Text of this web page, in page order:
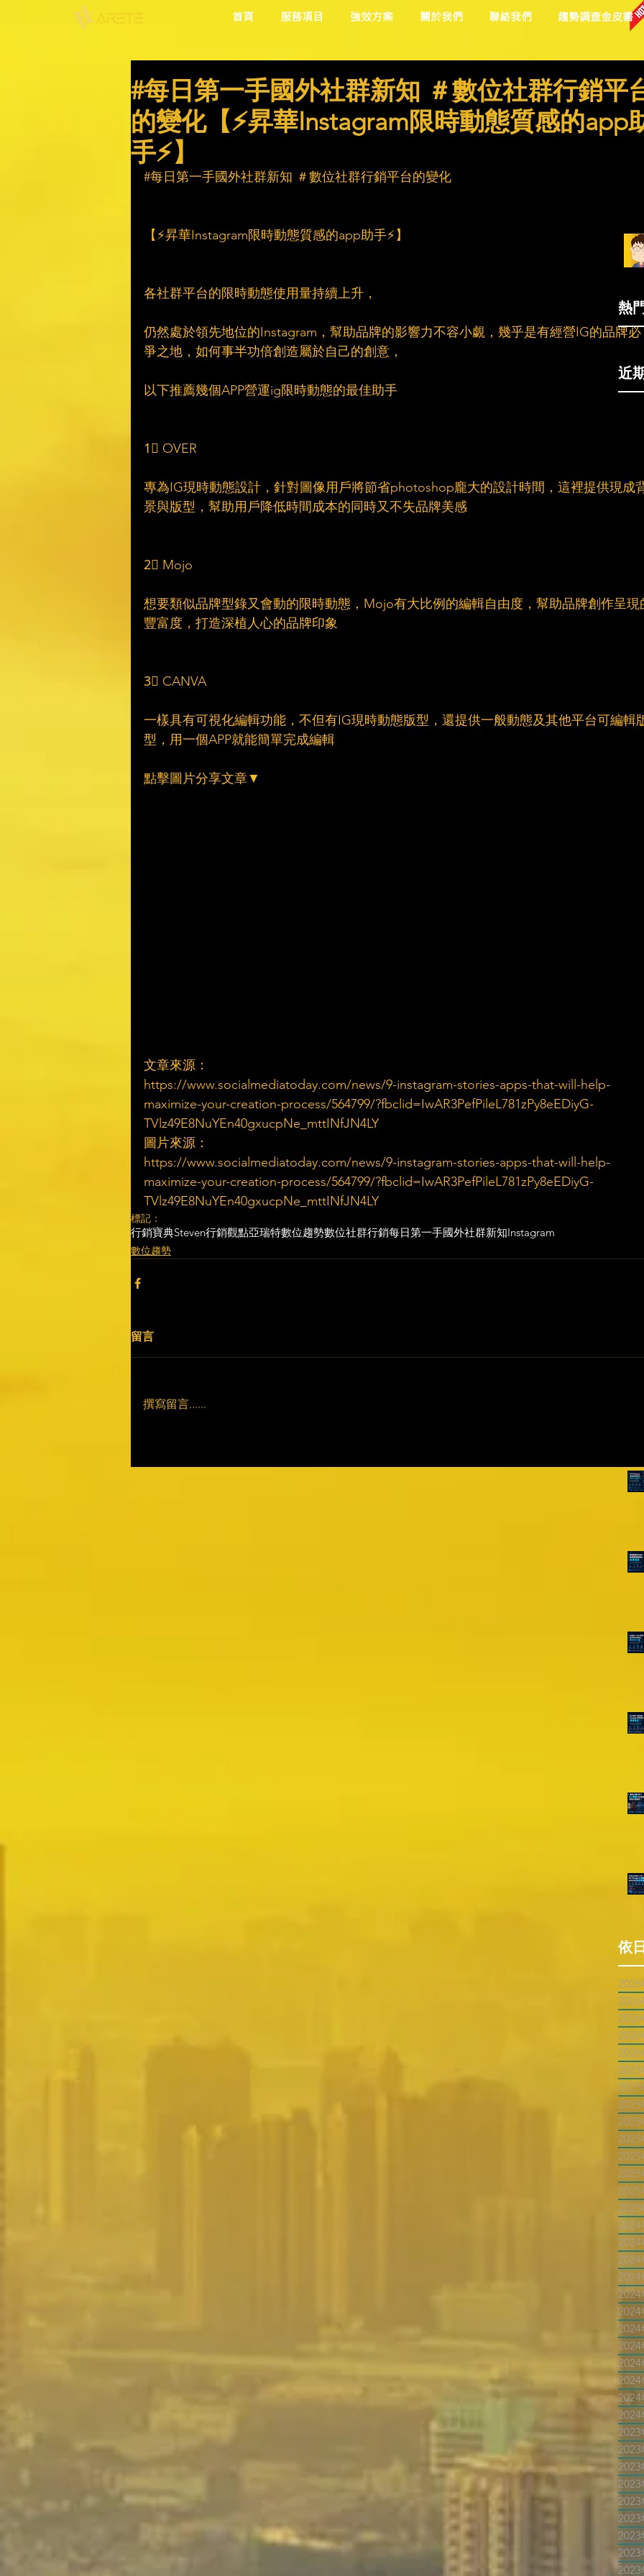
首頁 服務項目 強效方案 關於我們 聯絡我們 趨勢調查金皮書
#每日第一手國外社群新知 ＃數位社群行銷平
的變化【⚡昇華Instagram限時動態質感的app
手⚡】
#每日第一手國外社群新知 ＃數位社群行銷平台的變化
【⚡昇華Instagram限時動態質感的app助手⚡】
各社群平台的限時動態使用量持續上升，
仍然處於領先地位的Instagram，幫助品牌的影響力不容小覷，幾乎是有經營IG的品牌必
爭之地，如何事半功倍創造屬於自己的創意，
以下推薦幾個APP營運ig限時動態的最佳助手
1⃣ OVER
專為IG現時動態設計，針對圖像用戶將節省photoshop龐大的設計時間，這裡提供現成
景與版型，幫助用戶降低時間成本的同時又不失品牌美感
2⃣ Mojo
想要類似品牌型錄又會動的限時動態，Mojo有大比例的編輯自由度，幫助品牌創作呈現
豐富度，打造深植人心的品牌印象
3⃣ CANVA
一樣具有可視化編輯功能，不但有IG現時動態版型，還提供一般動態及其他平台可編輯
型，用一個APP就能簡單完成編輯
點擊圖片分享文章▼
文章來源：
https://www.socialmediatoday.com/news/9-instagram-stories-apps-that-will-help-
maximize-your-creation-process/564799/?fbclid=IwAR3PefPileL781zPy8eEDiyG-
TVlz49E8NuYEn40gxucpNe_mttINfJN4LY
圖片來源：
https://www.socialmediatoday.com/news/9-instagram-stories-apps-that-will-help-
maximize-your-creation-process/564799/?fbclid=IwAR3PefPileL781zPy8eEDiyG-
TVlz49E8NuYEn40gxucpNe_mttINfJN4LY
標記：
行銷寶典Steven行銷觀點亞瑞特數位趨勢數位社群行銷每日第一手國外社群新知Instagram
數位趨勢
留言
撰寫留言......
熱
近
依